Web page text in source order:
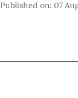
Published on: 07